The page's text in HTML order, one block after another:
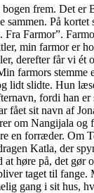
frem. Det er
sammen. På
Fra Farmor”.
min farmor er
derefter får vi ét
farmors stemme
lidt slidte. Hun
fordi han er
fået sit navn af
om Nangijala og
en forræder. Om
Katla, der
høre på, det gør
taget til fange.
gang i sit hus,